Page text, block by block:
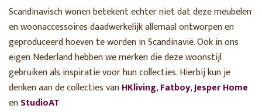
Scandinavisch wonen betekent echter niet dat deze meubelen
en woonaccessoires daadwerkelijk allemaal ontworpen en
geproduceerd hoeven te worden in Scandinavië. Ook in ons
eigen Nederland hebben we merken die deze woonstijl
gebruiken als inspiratie voor hun collecties. Hierbij kun je
denken aan de collecties vanHKliving,Fatboy,Jesper Home
enStudioAT